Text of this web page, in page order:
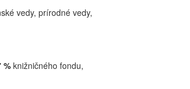
vedy, prírodné vedy,
%knižničného fondu,